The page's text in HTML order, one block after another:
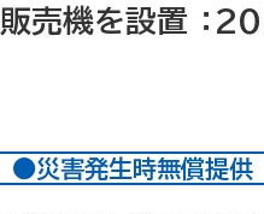
販売機を設置 ：
●災害発生時無償提供